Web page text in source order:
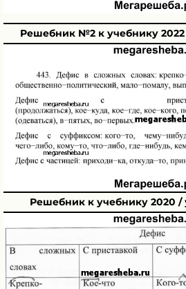
Решебник №2 к учебнику
Решебник к учебнику 2020